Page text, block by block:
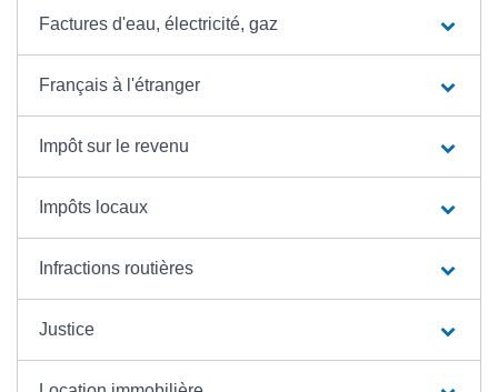
Factures d'eau, électricité, gaz
Français à l'étranger
Impôt sur le revenu
Impôts locaux
Infractions routières
Justice